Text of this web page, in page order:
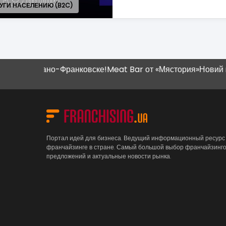
Франковске!Meat Bar от «Мястория»Новий магазин
Портал идей для бизнеса. Ведущий информационный ресурс
франчайзинге в стране. Самый большой выбор
предложений и актуальные новости рынка.